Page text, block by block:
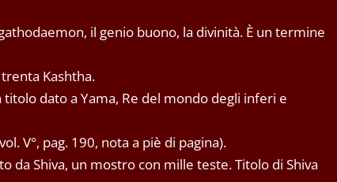
il genio buono, la divinità. È un termine
Kashtha.
dato a Yama, Re del mondo degli inferi e
V°, pag. 190, nota a piè di pagina).
da Shiva, un mostro con mille teste. Titolo di Shiva